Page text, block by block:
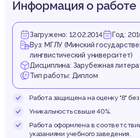
в
Информация о работе
Загружено: 12.02.2014
Год:
Вуз: МГЛУ (Минский
лингвистический университет)
Дисциплина: Зарубежная
Тип работы: Диплом
Работа защищена на оценку "8" без
Уникальность свыше 40%.
Работа оформлена в
указаниями учебного заведения.